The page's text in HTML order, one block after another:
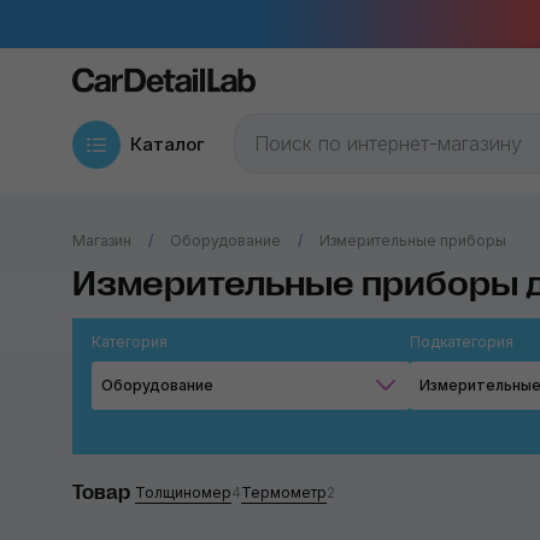
Каталог
Магазин Оборудование Измерительные приборы
Измерительные приборы
Категория
Оборудование
Подкатегория
Измерительные
Товар Толщиномер4Термометр2